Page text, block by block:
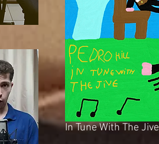
In Tune With The Jive